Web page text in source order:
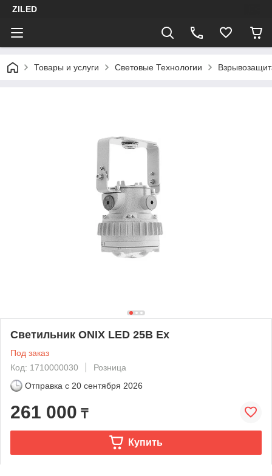
ZILED
Товары и услуги Световые Технологии
Светильник ONIX LED 25B Ex
Под заказ
Код: 1710000030
Розница
Отправка с 20 сентября 2026
261 000 ₸
Купить